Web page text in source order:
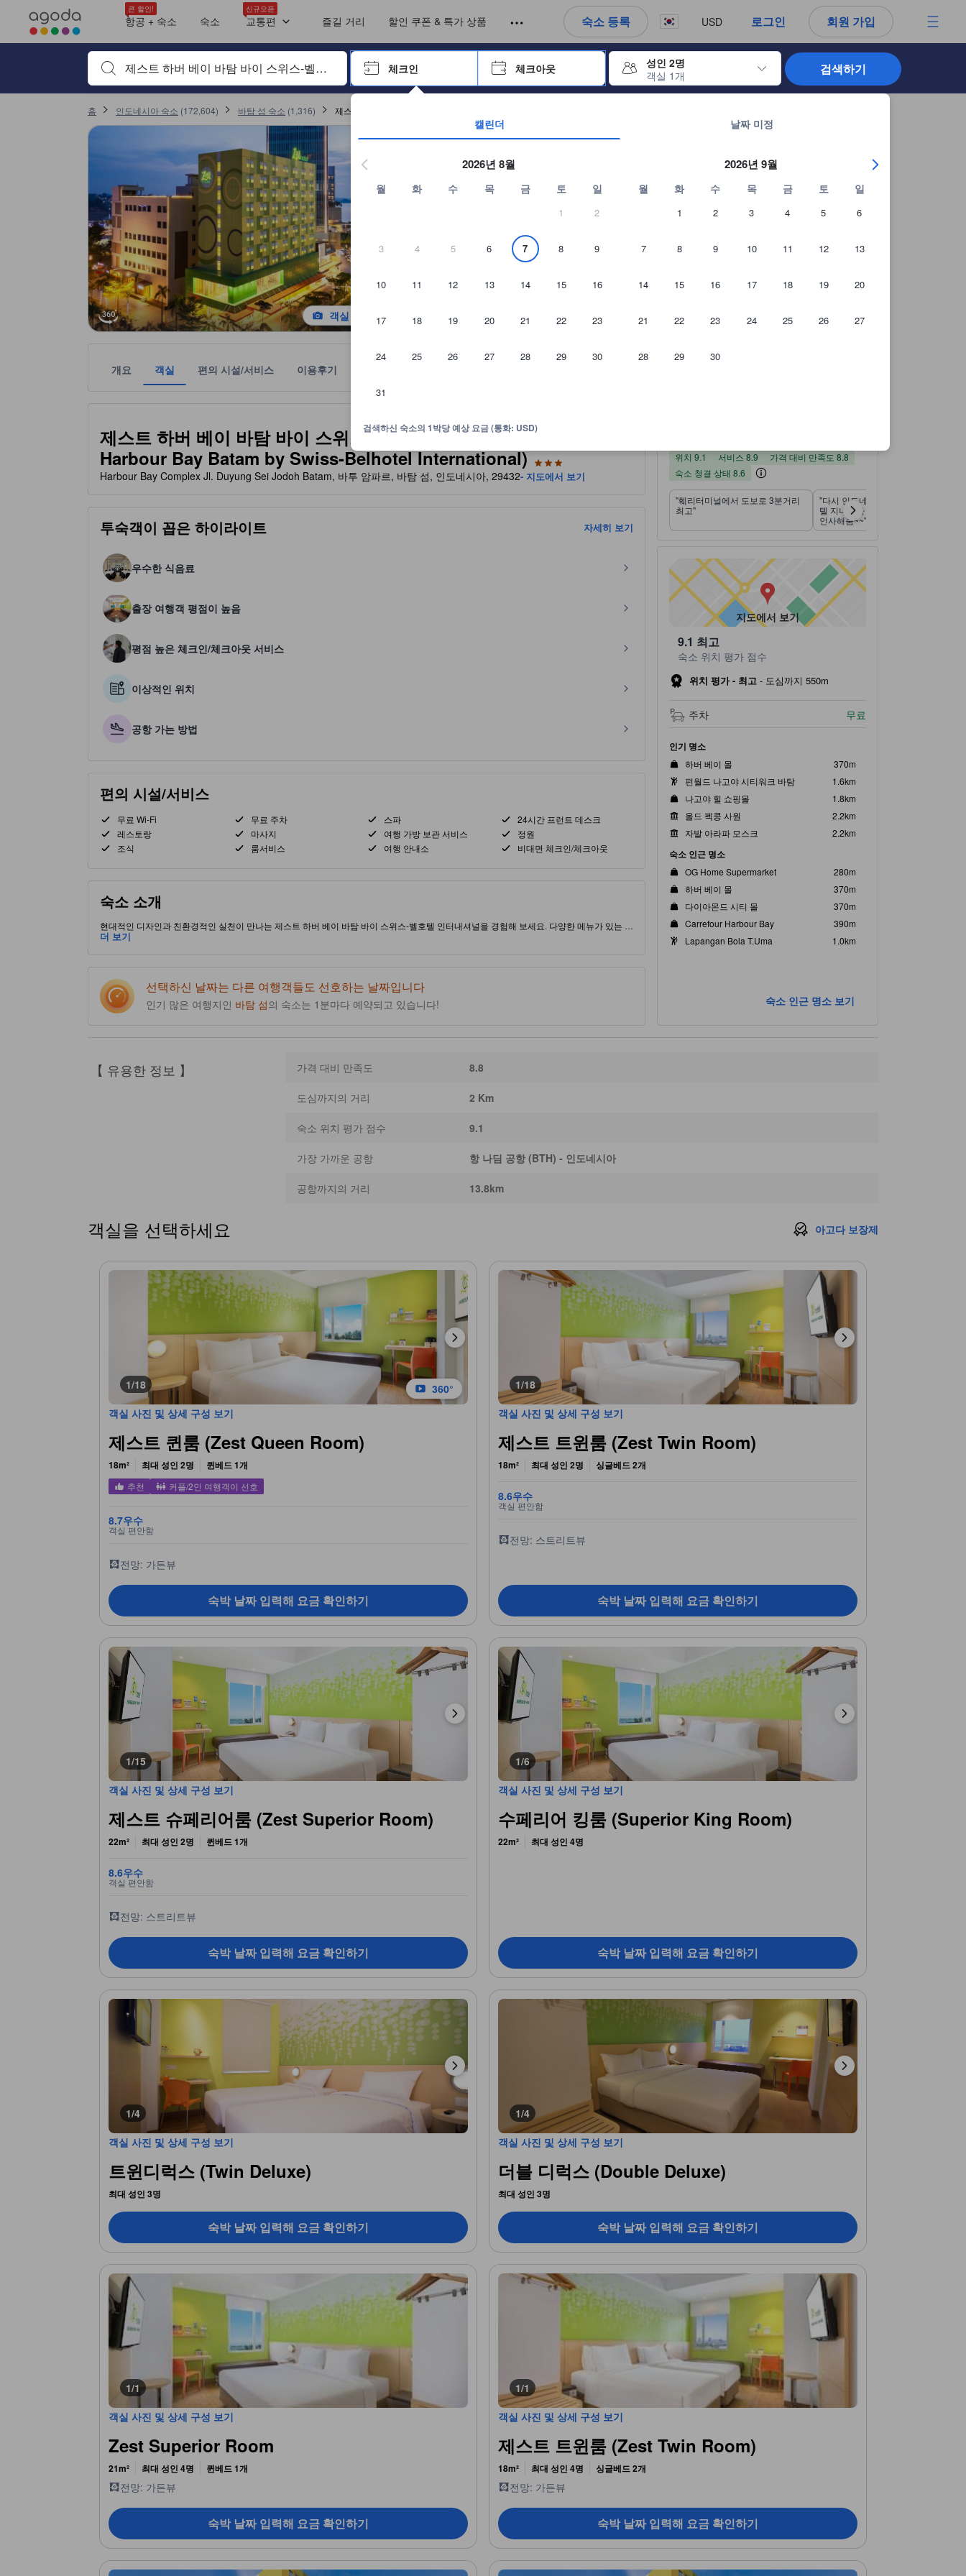
큰 할인!
항공 + 숙소 숙소
신규오픈
교통편 즐길 거리 할인 쿠폰 & 특가 상품 숙소 등록
언어를 선택해 주세요
USD
통화를 선택하세요
로그인 회원 가입
검색하고 싶은 키워드나 숙소명을 입력하고 방향키나 탭 키를 사용하여 탐색한 후 엔터키를 눌러 선택하세요.
체크인 체크아웃
성인 2명
객실 1개
엔터 키를 눌러 캘린더를 여세요. 방향키를 사용해 체크인 및 체크아웃 날짜를 탐색할 수 있습니다. 엔터 키를 사용해 특정 날짜를 선택하면 체크
캘린더 날짜 미정
2026년 8월
월 화 수 목 금 토 일
1 2
3 4 5 6 7 8 9
10 11 12 13 14 15 16
17 18 19 20 21 22 23
24 25 26 27 28 29 30
31
2026년 9월
월 화 수 목 금 토 일
1 2 3 4 5 6
7 8 9 10 11 12 13
14 15 16 17 18 19 20
21 22 23 24 25 26 27
28 29 30
검색하신 숙소의 1박당 예상 요금 (통화: USD)
검색하기
홈 인도네시아 숙소 (172,604) 바탐 섬 숙소 (1,316) 제스트 하버 베이 바탐 바이 스위스-벨호텔 인터내셔널 예약
객실 사진 보기 투숙객 제공 사진(14장)
개요 객실 편의 시설/서비스 이용후기
제스트 하버 베이 바탐 바이 스위스-벨호텔 인터내셔널 (Zest
Harbour Bay Batam by Swiss-Belhotel International)
Harbour Bay Complex Jl. Duyung Sei Jodoh Batam, 바투 암파르, 바탐 섬, 인도네시아, 29432- 지도에서 보기
투숙객이 꼽은 하이라이트 자세히 보기
우수한 식음료
출장 여행객 평점이 높음
평점 높은 체크인/체크아웃 서비스
이상적인 위치
공항 가는 방법
편의 시설/서비스
무료 Wi-Fi 무료 주차 스파
24시간 프런트 데스크
레스토랑
마사지 여행 가방 보관 서비스
정원
조식
룸서비스 여행 안내소 비대면 체크인/체크아웃
숙소 소개
현대적인 디자인과 친환경적인 실천이 만나는 제스트 하버 베이 바탐 바이 스위스-벨호텔 인터내셔널을 경험해 보세요. 다양한 메뉴가 있는 트
렌디한 Citruz Kitchen & Bar를 즐기거나, 푸르른 정원에서 휴식을 취하거나, 멋진 항구 전망을 감상할 수 있습니다. 제스트는 두 여행자에게 이
상적이며, 편안함, 지속 가능성 및 풍부한 문화 경험을 강조합니다. 바탐 섬의 바투안파르에 위치한 제스트 하버 베이는 탐험을 위한 완벽한 거
더 보기
선택하신 날짜는 다른 여행객들도 선호하는 날짜입니다
인기 많은 여행지인 바탐 섬의 숙소는 1분마다 예약되고 있습니다!
위치 9.1 서비스 8.9
가격 대비 만족도 8.8
숙소 청결 상태 8.6
"훼리터미널에서 도보로 3분거리
최고"
"다시 인도네시아 돌아왔을때도 호
텔 지나가다 만났는데.. 알아보고
인사해줌~~"
지도에서 보기
9.1 최고
숙소 위치 평가 점수
위치 평가 - 최고 - 도심까지 550m
주차 무료
인기 명소
하버 베이 몰
370m
펀월드 나고야 시티워크 바탐
1.6km
나고야 힐 쇼핑몰
1.8km
올드 펙콩 사원
2.2km
자발 아라파 모스크
2.2km
숙소 인근 명소
OG Home Supermarket
280m
하버 베이 몰
370m
다이아몬드 시티 몰
370m
Carrefour Harbour Bay
390m
Lapangan Bola T.Uma
1.0km
숙소 인근 명소 보기
【 유용한 정보 】 가격 대비 만족도 8.8
도심까지의 거리 2 Km
숙소 위치 평가 점수 9.1
가장 가까운 공항 항 나딤 공항 (BTH) - 인도네시아
공항까지의 거리 13.8km
객실을 선택하세요 아고다 보장제
1/18
360°
객실 사진 및 상세 구성 보기
제스트 퀸룸 (Zest Queen Room)
제스트 퀸룸 (Zest Queen Room)
18m² 최대 성인 2명 퀸베드 1개
추천 커플/2인 여행객이 선호
8.7우수
객실 편안함
전망: 가든뷰
숙박 날짜 입력해 요금 확인하기
1/18
객실 사진 및 상세 구성 보기
제스트 트윈룸 (Zest Twin Room)
제스트 트윈룸 (Zest Twin Room)
18m² 최대 성인 2명 싱글베드 2개
8.6우수
객실 편안함
전망: 스트리트뷰
전망: 스트리트뷰
숙박 날짜 입력해 요금 확인하기
1/15
객실 사진 및 상세 구성 보기
제스트 슈페리어룸 (Zest Superior Room)
제스트 슈페리어룸 (Zest Superior Room)
22m² 최대 성인 2명 퀸베드 1개
8.6우수
객실 편안함
전망: 스트리트뷰
전망: 스트리트뷰
숙박 날짜 입력해 요금 확인하기
1/6
객실 사진 및 상세 구성 보기
수페리어 킹룸 (Superior King Room)
수페리어 킹룸 (Superior King Room)
22m² 최대 성인 4명
숙박 날짜 입력해 요금 확인하기
1/4
객실 사진 및 상세 구성 보기
트윈디럭스 (Twin Deluxe)
트윈디럭스 (Twin Deluxe)
최대 성인 3명
숙박 날짜 입력해 요금 확인하기
1/4
객실 사진 및 상세 구성 보기
더블 디럭스 (Double Deluxe)
더블 디럭스 (Double Deluxe)
최대 성인 3명
숙박 날짜 입력해 요금 확인하기
1/1
객실 사진 및 상세 구성 보기
Zest Superior Room
Zest Superior Room
21m² 최대 성인 4명 퀸베드 1개
전망: 가든뷰
숙박 날짜 입력해 요금 확인하기
1/1
객실 사진 및 상세 구성 보기
제스트 트윈룸 (Zest Twin Room)
제스트 트윈룸 (Zest Twin Room)
18m² 최대 성인 4명 싱글베드 2개
전망: 가든뷰
숙박 날짜 입력해 요금 확인하기
제스트 퀸룸 (Zest Queen Room)
아고다의 모든 이용후기는 숙소 이용후기 작성 전 숙소 예약에서부터 체크아웃까지 일련의 절차를 완료한 실제 숙소 이용객들에 의해 작성되었습니다. 신뢰할 수 있고 정확하며 솔직한 정보로 고객님이 더 나은 선택을
최근 투숙객 평점 트렌드
본 숙소에서 받은 검증된 최신 투숙객 평점 10건
8.0 8.4 9.2 9.2 10 10
최신순
위치 평점 10점 만점에 9.1점. 바탐 섬 기준 높은 평점
서비스 평점 10점 만점에 8.9점. 바탐 섬 기준 높은 평점
가격 대비 만족도 평점 10점 만점에 8.8점. 바탐 섬 기준 높은 평점
숙소 청결 상태 평점 10점 만점에 8.6점. 바탐 섬 기준 높은 평점
부대시설 평점 10점 만점에 7.9점. 바탐 섬 기준 높은 평점
객실의 안락함 및 쾌적함 평점 10점 만점에 7.9점. 바탐 섬 기준 높은 평점
Mentioned in 168 reviews
99% Positive
Mentioned in 120 reviews
81% Positive
Mentioned in 115 reviews
96% Positive
Mentioned in 62 reviews
93% Positive
Mentioned in 60 reviews
68% Positive
Mentioned in 46 reviews
69% Positive
Mentioned in 22 reviews
50% Positive
Mentioned in 22 reviews
77% Positive
Mentioned in 19 reviews
21% Positive
이용후기 페이지로 변경되었습니다 1
이용후기 페이지로 변경되었습니다 1